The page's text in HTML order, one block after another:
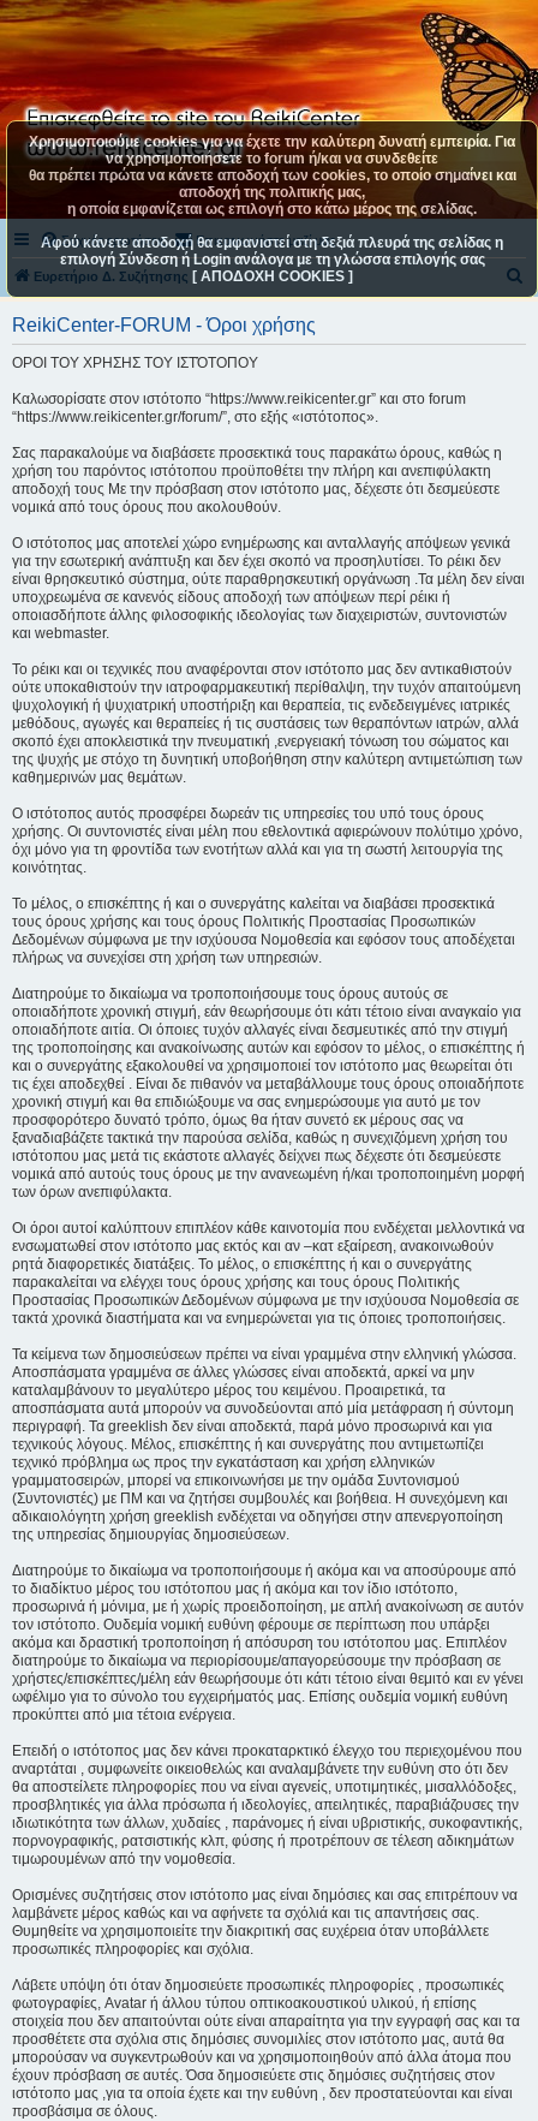
Συχνές ερωτήσεις Επικοινωνήστε μαζί μας
Ευρετήριο Δ. Συζήτησης
ReikiCenter-FORUM - Όροι χρήσης
ΟΡΟΙ ΤΟΥ ΧΡΗΣΗΣ ΤΟΥ ΙΣΤΌΤΟΠΟΥ
Καλωσορίσατε στον ιστότοπο “https://www.reikicenter.gr” και στο forum
“https://www.reikicenter.gr/forum/”, στο εξής «ιστότοπος».
Σας παρακαλούμε να διαβάσετε προσεκτικά τους παρακάτω όρους, καθώς η
χρήση του παρόντος ιστότοπου προϋποθέτει την πλήρη και ανεπιφύλακτη
αποδοχή τους Με την πρόσβαση στον ιστότοπο μας, δέχεστε ότι δεσμεύεστε
νομικά από τους όρους που ακολουθούν.
Ο ιστότοπος μας αποτελεί χώρο ενημέρωσης και ανταλλαγής απόψεων γενικά
για την εσωτερική ανάπτυξη και δεν έχει σκοπό να προσηλυτίσει. To ρέικι δεν
είναι θρησκευτικό σύστημα, ούτε παραθρησκευτική οργάνωση .Τα μέλη δεν είναι
υποχρεωμένα σε κανενός είδους αποδοχή των απόψεων περί ρέικι ή
οποιασδήποτε άλλης φιλοσοφικής ιδεολογίας των διαχειριστών, συντονιστών
και webmaster.
Το ρέικι και οι τεχνικές που αναφέρονται στον ιστότοπο μας δεν αντικαθιστούν
ούτε υποκαθιστούν την ιατροφαρμακευτική περίθαλψη, την τυχόν απαιτούμενη
ψυχολογική ή ψυχιατρική υποστήριξη και θεραπεία, τις ενδεδειγμένες ιατρικές
μεθόδους, αγωγές και θεραπείες ή τις συστάσεις των θεραπόντων ιατρών, αλλά
σκοπό έχει αποκλειστικά την πνευματική ,ενεργειακή τόνωση του σώματος και
της ψυχής με στόχο τη δυνητική υποβοήθηση στην καλύτερη αντιμετώπιση των
καθημερινών μας θεμάτων.
Ο ιστότοπος αυτός προσφέρει δωρεάν τις υπηρεσίες του υπό τους όρους
χρήσης. Οι συντονιστές είναι μέλη που εθελοντικά αφιερώνουν πολύτιμο χρόνο,
όχι μόνο για τη φροντίδα των ενοτήτων αλλά και για τη σωστή λειτουργία της
κοινότητας.
Το μέλος, ο επισκέπτης ή και ο συνεργάτης καλείται να διαβάσει προσεκτικά
τους όρους χρήσης και τους όρους Πολιτικής Προστασίας Προσωπικών
Δεδομένων σύμφωνα με την ισχύουσα Νομοθεσία και εφόσον τους αποδέχεται
πλήρως να συνεχίσει στη χρήση των υπηρεσιών.
Διατηρούμε το δικαίωμα να τροποποιήσουμε τους όρους αυτούς σε
οποιαδήποτε χρονική στιγμή, εάν θεωρήσουμε ότι κάτι τέτοιο είναι αναγκαίο για
οποιαδήποτε αιτία. Οι όποιες τυχόν αλλαγές είναι δεσμευτικές από την στιγμή
της τροποποίησης και ανακοίνωσης αυτών και εφόσον το μέλος, ο επισκέπτης ή
και ο συνεργάτης εξακολουθεί να χρησιμοποιεί τον ιστότοπο μας θεωρείται ότι
τις έχει αποδεχθεί . Είναι δε πιθανόν να μεταβάλλουμε τους όρους οποιαδήποτε
χρονική στιγμή και θα επιδιώξουμε να σας ενημερώσουμε για αυτό με τον
προσφορότερο δυνατό τρόπο, όμως θα ήταν συνετό εκ μέρους σας να
ξαναδιαβάζετε τακτικά την παρούσα σελίδα, καθώς η συνεχιζόμενη χρήση του
ιστότοπου μας μετά τις εκάστοτε αλλαγές δείχνει πως δέχεστε ότι δεσμεύεστε
νομικά από αυτούς τους όρους με την ανανεωμένη ή/και τροποποιημένη μορφή
των όρων ανεπιφύλακτα.
Οι όροι αυτοί καλύπτουν επιπλέον κάθε καινοτομία που ενδέχεται μελλοντικά να
ενσωματωθεί στον ιστότοπο μας εκτός και αν –κατ εξαίρεση, ανακοινωθούν
ρητά διαφορετικές διατάξεις. Το μέλος, ο επισκέπτης ή και ο συνεργάτης
παρακαλείται να ελέγχει τους όρους χρήσης και τους όρους Πολιτικής
Προστασίας Προσωπικών Δεδομένων σύμφωνα με την ισχύουσα Νομοθεσία σε
τακτά χρονικά διαστήματα και να ενημερώνεται για τις όποιες τροποποιήσεις.
Τα κείμενα των δημοσιεύσεων πρέπει να είναι γραμμένα στην ελληνική γλώσσα.
Αποσπάσματα γραμμένα σε άλλες γλώσσες είναι αποδεκτά, αρκεί να μην
καταλαμβάνουν το μεγαλύτερο μέρος του κειμένου. Προαιρετικά, τα
αποσπάσματα αυτά μπορούν να συνοδεύονται από μία μετάφραση ή σύντομη
περιγραφή. Τα greeklish δεν είναι αποδεκτά, παρά μόνο προσωρινά και για
τεχνικούς λόγους. Μέλος, επισκέπτης ή και συνεργάτης που αντιμετωπίζει
τεχνικό πρόβλημα ως προς την εγκατάσταση και χρήση ελληνικών
γραμματοσειρών, μπορεί να επικοινωνήσει με την ομάδα Συντονισμού
(Συντονιστές) με ΠΜ και να ζητήσει συμβουλές και βοήθεια. Η συνεχόμενη και
αδικαιολόγητη χρήση greeklish ενδέχεται να οδηγήσει στην απενεργοποίηση
της υπηρεσίας δημιουργίας δημοσιεύσεων.
Διατηρούμε το δικαίωμα να τροποποιήσουμε ή ακόμα και να αποσύρουμε από
το διαδίκτυο μέρος του ιστότοπου μας ή ακόμα και τον ίδιο ιστότοπο,
προσωρινά ή μόνιμα, με ή χωρίς προειδοποίηση, με απλή ανακοίνωση σε αυτόν
τον ιστότοπο. Ουδεμία νομική ευθύνη φέρουμε σε περίπτωση που υπάρξει
ακόμα και δραστική τροποποίηση ή απόσυρση του ιστότοπου μας. Επιπλέον
διατηρούμε το δικαίωμα να περιορίσουμε/απαγορεύσουμε την πρόσβαση σε
χρήστες/επισκέπτες/μέλη εάν θεωρήσουμε ότι κάτι τέτοιο είναι θεμιτό και εν γένει
ωφέλιμο για το σύνολο του εγχειρήματός μας. Επίσης ουδεμία νομική ευθύνη
προκύπτει από μια τέτοια ενέργεια.
Επειδή ο ιστότοπος μας δεν κάνει προκαταρκτικό έλεγχο του περιεχομένου που
αναρτάται , συμφωνείτε οικειοθελώς και αναλαμβάνετε την ευθύνη στο ότι δεν
θα αποστείλετε πληροφορίες που να είναι αγενείς, υποτιμητικές, μισαλλόδοξες,
προσβλητικές για άλλα πρόσωπα ή ιδεολογίες, απειλητικές, παραβιάζουσες την
ιδιωτικότητα των άλλων, χυδαίες , παράνομες ή είναι υβριστικής, συκοφαντικής,
πορνογραφικής, ρατσιστικής κλπ, φύσης ή προτρέπουν σε τέλεση αδικημάτων
τιμωρουμένων από την νομοθεσία.
Ορισμένες συζητήσεις στον ιστότοπο μας είναι δημόσιες και σας επιτρέπουν να
λαμβάνετε μέρος καθώς και να αφήνετε τα σχόλιά και τις απαντήσεις σας.
Θυμηθείτε να χρησιμοποιείτε την διακριτική σας ευχέρεια όταν υποβάλλετε
προσωπικές πληροφορίες και σχόλια.
Λάβετε υπόψη ότι όταν δημοσιεύετε προσωπικές πληροφορίες , προσωπικές
φωτογραφίες, Avatar ή άλλου τύπου οπτικοακουστικού υλικού, ή επίσης
στοιχεία που δεν απαιτούνται ούτε είναι απαραίτητα για την εγγραφή σας και τα
προσθέτετε στα σχόλια στις δημόσιες συνομιλίες στον ιστότοπο μας, αυτά θα
μπορούσαν να συγκεντρωθούν και να χρησιμοποιηθούν από άλλα άτομα που
έχουν πρόσβαση σε αυτές. Όσα δημοσιεύετε στις δημόσιες συζητήσεις στον
ιστότοπο μας ,για τα οποία έχετε και την ευθύνη , δεν προστατεύονται και είναι
προσβάσιμα σε όλους.
Χρησιμοποιούμε cookies για να έχετε την καλύτερη δυνατή εμπειρία. Για
να χρησιμοποιήσετε το forum ή/και να συνδεθείτε
θα πρέπει πρώτα να κάνετε αποδοχή των cookies, το οποίο σημαίνει και
αποδοχή της πολιτικής μας,
η οποία εμφανίζεται ως επιλογή στο κάτω μέρος της σελίδας.
Αφού κάνετε αποδοχή θα εμφανιστεί στη δεξιά πλευρά της σελίδας η
επιλογή Σύνδεση ή Login ανάλογα με τη γλώσσα επιλογής σας
[ ΑΠΟΔΟΧΗ COOKIES ]